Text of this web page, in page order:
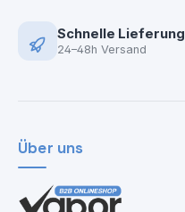
Schnelle Lieferung
24–48h Versand
Über uns